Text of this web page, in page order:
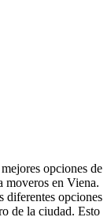
opciones de
moveros en Viena.
diferentes opciones
de la ciudad. Esto